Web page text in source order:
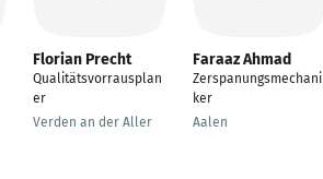
Florian Precht
Qualitätsvorrausplan
er
Verden an der Aller
Faraaz Ahmad
Zerspanungsmechani
ker
Aalen